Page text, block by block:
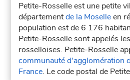
Petite-Rosselle est une petite
départementde la Moselleen
population est de 6 176
Petite-Rosselle sont appelés
rosselloises. Petite-Rosselle
communauté d'agglomération
France. Le code postal de